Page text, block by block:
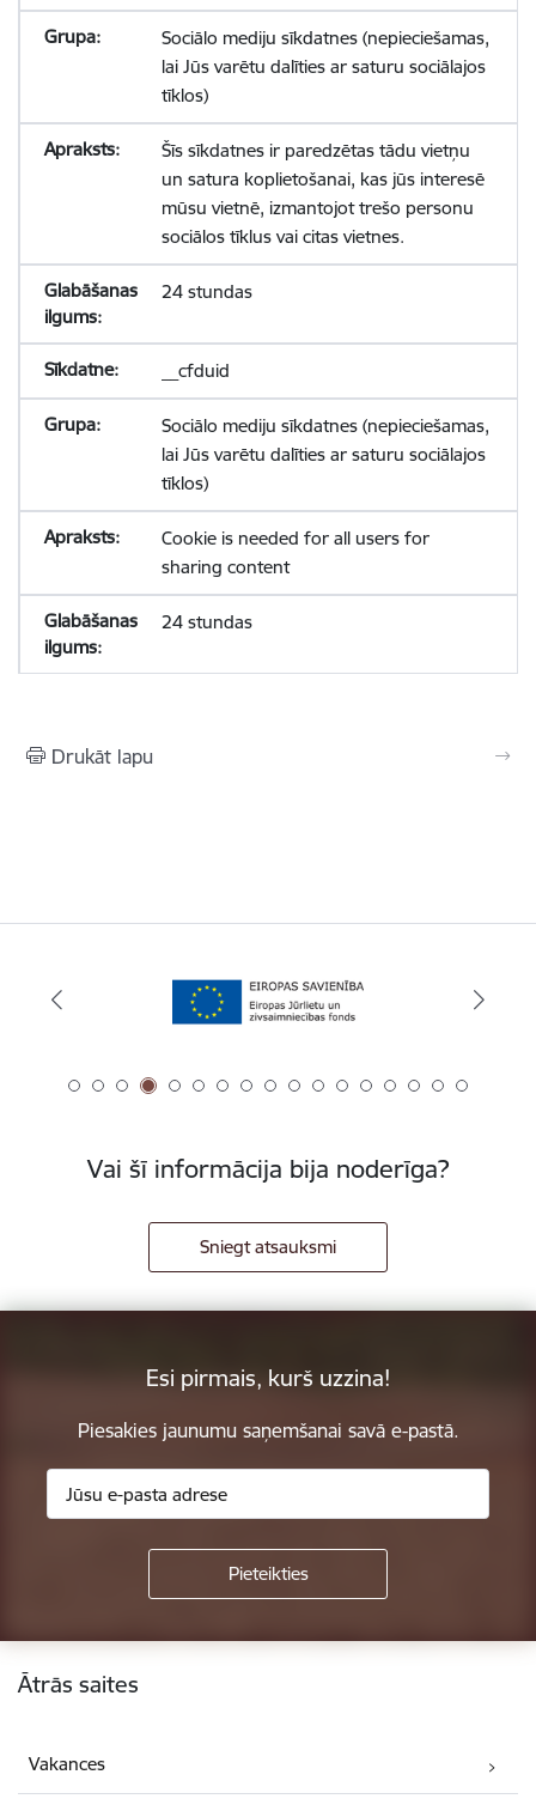
Sociālo mediju sīkdatnes (nepieciešamas,
lai Jūs varētu dalīties ar saturu sociālajos
tīklos)
Šīs sīkdatnes ir paredzētas tādu vietņu
un satura koplietošanai, kas jūs interesē
mūsu vietnē, izmantojot trešo personu
sociālos tīklus vai citas vietnes.
24 stundas
__cfduid
Sociālo mediju sīkdatnes (nepieciešamas,
lai Jūs varētu dalīties ar saturu sociālajos
tīklos)
Cookie is needed for all users for
sharing content
24 stundas
Drukāt lapu
Vai šī informācija bija noderīga?
Sniegt atsauksmi
Esi pirmais, kurš uzzina!
Piesakies jaunumu saņemšanai savā e-pastā.
Kājene
Ātrās saites
Vakances